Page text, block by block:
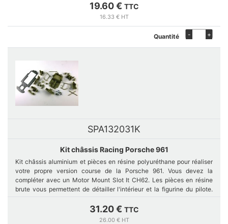
19.60 € TTC
16.33 € HT
Quantité - +
SPA132031K
Kit châssis Racing Porsche 961
Kit châssis aluminium et pièces en résine polyuréthane pour réaliser
votre propre version course de la Porsche 961. Vous devez la
compléter avec un Motor Mount Slot It CH62. Les pièces en résine
brute vous permettent de détailler l'intérieur et la figurine du pilote.
31.20 € TTC
26.00 € HT